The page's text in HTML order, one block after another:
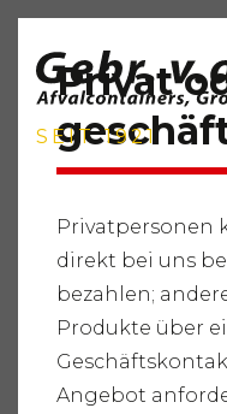
SEIT 1921
Startseite "
Abbruchabfälle
"
8 m3
Privat
Privatpersonen
direkt bei uns
bezahlen;
Produkte über
Angebot